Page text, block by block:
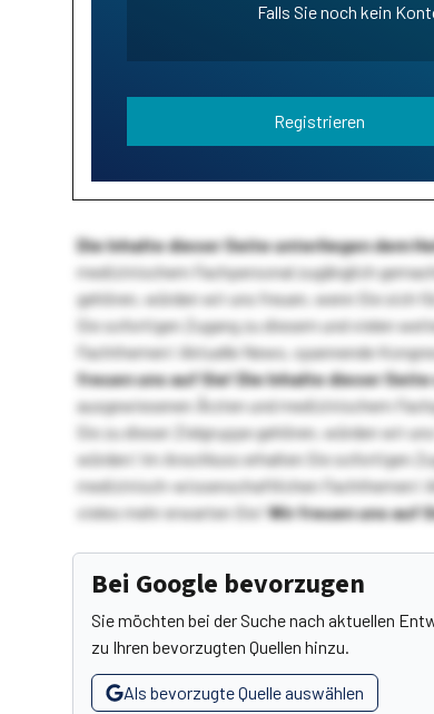
Falls Sie noch kein
Registrieren
Die Inhalte dieser Seite unterliegen dem
medizinischem Fachpersonal zugänglich
gehören, würden wir uns freuen, wenn Sie sich
Sie sofortigen Zugang zu diesem und vielen
Fachthemen! Aktuelle News, spannende
freuen uns auf Sie!Die Inhalte dieser
ausgewiesenen Ärzten und medizinischem
Sie zu dieser Zielgruppe gehören, würden wir
würden! Im Anschluss erhalten Sie sofortigen
medizinisch-wissenschaftlichen Fachthemen!
vieles mehr erwarten Sie!Wir freuen uns auf
Bei Google bevorzugen
Sie möchten bei der Suche nach aktuellen
zu Ihren bevorzugten Quellen hinzu.
Als bevorzugte Quelle auswählen